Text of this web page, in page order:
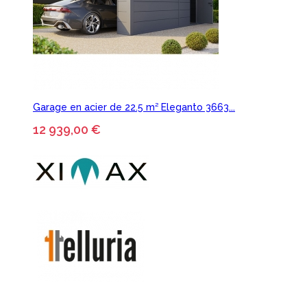
Garage en acier de 22.5 m² Eleganto 3663...
12 939,00 €